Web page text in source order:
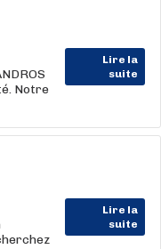
Lire la
suite
Notre
Lire la
suite